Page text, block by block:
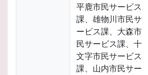
平鹿市民サービス
課、雄物川市民サ
ービス課、大森市
民サービス課、十
文字市民サービス
課、山内市民サー